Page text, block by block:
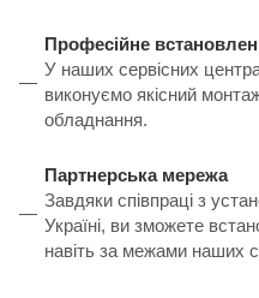
Професійне
У наших сервісних
виконуємо якісний
обладнання.
Партнерська мережа
Завдяки співпраці з
Україні, ви зможете
навіть за межами наших